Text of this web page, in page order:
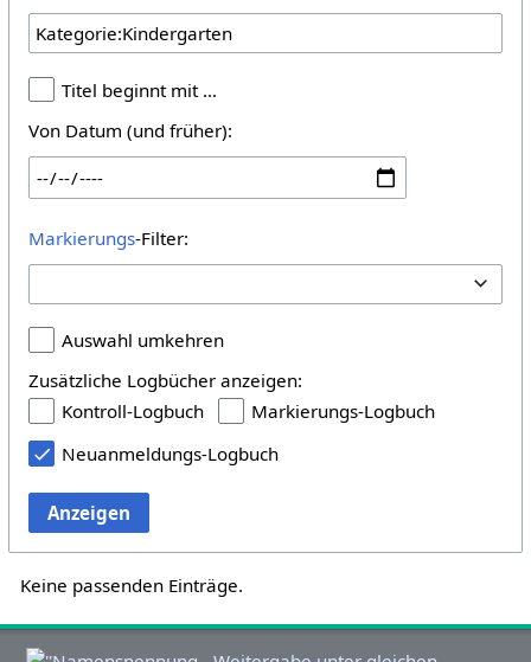
Titel beginnt mit …
Von Datum (und früher):
Markierungs-Filter:
Auswahl umkehren
Zusätzliche Logbücher anzeigen:
Kontroll-Logbuch
Markierungs-Logbuch
Neuanmeldungs-Logbuch
Anzeigen
Keine passenden Einträge.